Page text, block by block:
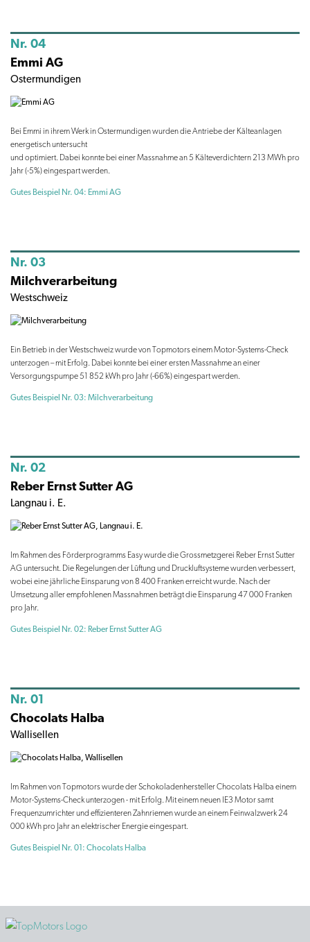
Nr. 04
Emmi AG
Ostermundigen
Bei Emmi in ihrem Werk in Ostermundigen wurden die Antriebe der Kälteanlagen
energetisch untersucht
und optimiert. Dabei konnte bei einer Massnahme an 5 Kälteverdichtern 213 MWh pro
Jahr (-5%) eingespart werden.
Gutes Beispiel Nr. 04: Emmi AG
Nr. 03
Milchverarbeitung
Westschweiz
Ein Betrieb in der Westschweiz wurde von Topmotors einem Motor-Systems-Check
unterzogen – mit Erfolg. Dabei konnte bei einer ersten Massnahme an einer
Versorgungspumpe 51 852 kWh pro Jahr (-66%) eingespart werden.
Gutes Beispiel Nr. 03: Milchverarbeitung
Nr. 02
Reber Ernst Sutter AG
Langnau i. E.
Im Rahmen des Förderprogramms Easy wurde die Grossmetzgerei Reber Ernst Sutter
AG untersucht. Die Regelungen der Lüftung und Druckluftsysteme wurden verbessert,
wobei eine jährliche Einsparung von 8 400 Franken erreicht wurde. Nach der
Umsetzung aller empfohlenen Massnahmen beträgt die Einsparung 47 000 Franken
pro Jahr.
Gutes Beispiel Nr. 02: Reber Ernst Sutter AG
Nr. 01
Chocolats Halba
Wallisellen
Im Rahmen von Topmotors wurde der Schokoladenhersteller Chocolats Halba einem
Motor-Systems-Check unterzogen - mit Erfolg. Mit einem neuen IE3 Motor samt
Frequenzumrichter und effizienteren Zahnriemen wurde an einem Feinwalzwerk 24
000 kWh pro Jahr an elektrischer Energie eingespart.
Gutes Beispiel Nr. 01: Chocolats Halba